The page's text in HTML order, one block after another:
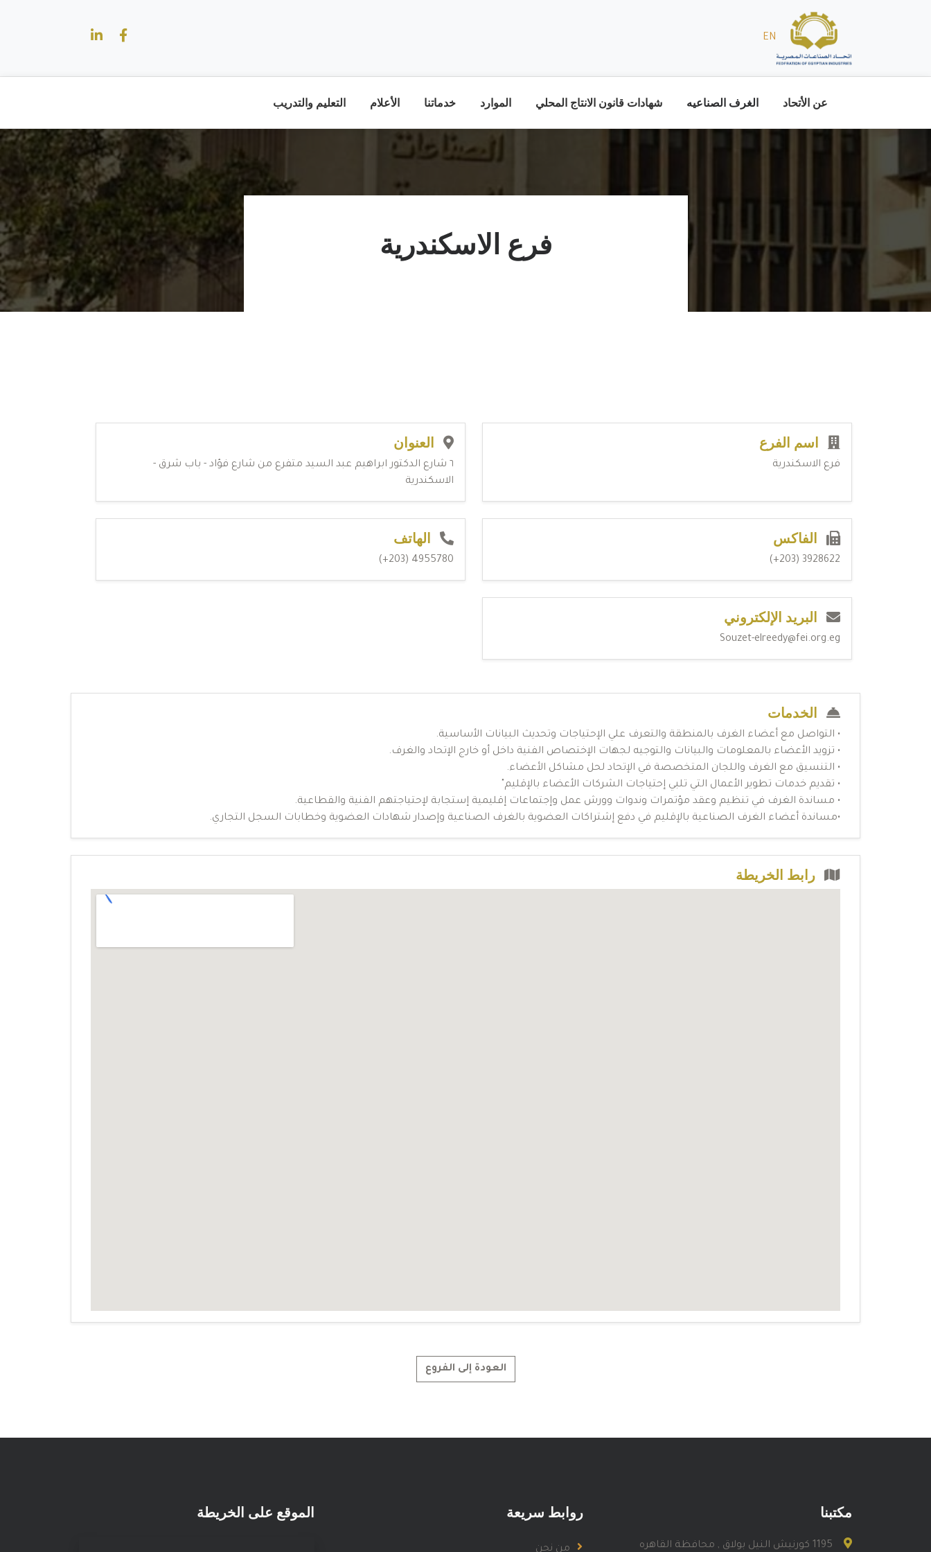
EN
عن الأتحاد الغرف الصناعيه شهادات قانون الانتاج المحلي الموارد خدماتنا الأعلام التعليم والتدريب
فرع الاسكندرية
اسم الفرع
فرع الاسكندرية
العنوان
٦ شارع الدكتور ابراهيم عبد السيد متفرع من شارع فؤاد - باب شرق -
الاسكندرية
الفاكس
3928622 (203+)
الهاتف
4955780 (203+)
البريد الإلكتروني
Souzet-elreedy@fei.org.eg
الخدمات
• التواصل مع أعضاء الغرف بالمنطقة والتعرف علي الإحتياجات وتحديث البيانات الأساسية.
• تزويد الأعضاء بالمعلومات والبيانات والتوجيه لجهات الإختصاص الفنية داخل أو خارج الإتحاد والغرف.
• التنسيق مع الغرف واللجان المتخصصة في الإتحاد لحل مشاكل الأعضاء.
• تقديم خدمات تطوير الأعمال التي تلبي إحتياجات الشركات الأعضاء بالإقليم"
• مساندة الغرف في تنظيم وعقد مؤتمرات وندوات وورش عمل وإجتماعات إقليمية إستجابة لإحتياجتهم الفنية والقطاعية.
•مساندة أعضاء الغرف الصناعية بالإقليم في دفع إشتراكات العضوية بالغرف الصناعية وإصدار شهادات العضوية وخطابات السجل التجاري.
رابط الخريطة
العودة إلى الفروع
مكتبنا
1195 كورنيش النيل بولاق , محافظة القاهره
روابط سريعة
من نحن
الموقع على الخريطة